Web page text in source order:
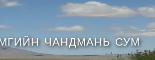
ЧАНДМАНЬ СУМ